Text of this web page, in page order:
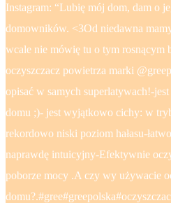
Instagram: “Lubię mój dom, dam o
domowników. <3Od niedawna
wcale nie mówię tu o tym rosnącym
oczyszczacz powietrza marki
opisać w samych superlatywach!-
domu ;)- jest wyjątkowo cichy: w
rekordowo niski poziom hałasu-
naprawdę intuicyjny-Efektywnie
poborze mocy .A czy wy używacie